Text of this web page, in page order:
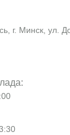
г. Минск, ул.